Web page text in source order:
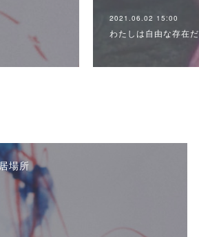
2021.06.02 15:00
わたしは自由な存在だ
場所